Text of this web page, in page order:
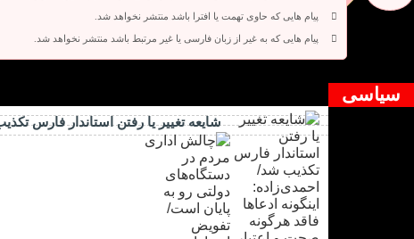
پیام هایی که حاوی تهمت یا افترا باشد منتشر نخواهد شد.
پیام هایی که به غیر از زبان فارسی یا غیر مرتبط باشد منتشر نخواهد شد.
سیاسی
شایعه تغییر یا رفتن استاندار فارس